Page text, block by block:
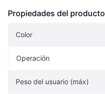
Propiedades del producto
Color
Operación
Peso del usuario (máx)